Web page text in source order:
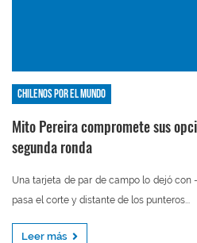
Chilenos por el mundo
Mito Pereira compromete sus
segunda ronda
Una tarjeta de par de campo lo dejó con
pasa el corte y distante de los punteros...
Leer más